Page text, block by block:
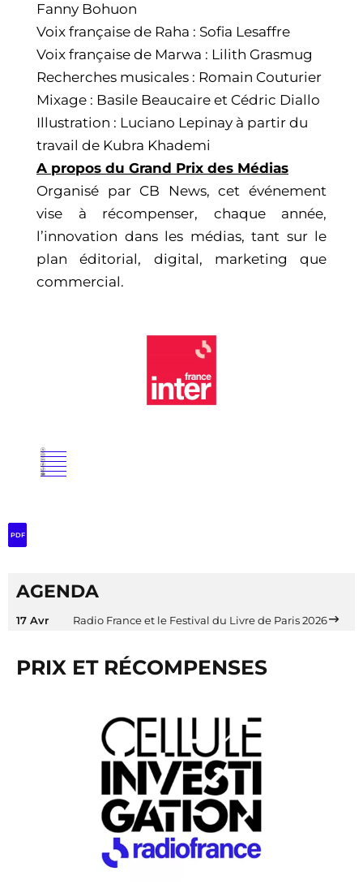
Fanny Bohuon
Voix française de Raha : Sofia Lesaffre
Voix française de Marwa : Lilith Grasmug
Recherches musicales : Romain Couturier
Mixage : Basile Beaucaire et Cédric Diallo
Illustration : Luciano Lepinay à partir du
travail de Kubra Khademi
A propos du Grand Prix des Médias
Organisé par CB News, cet événement
vise à récompenser, chaque année,
l’innovation dans les médias, tant sur le
plan éditorial, digital, marketing que
commercial.
PDF
AGENDA
17 Avr Radio France et le Festival du Livre de Paris 2026
PRIX ET RÉCOMPENSES